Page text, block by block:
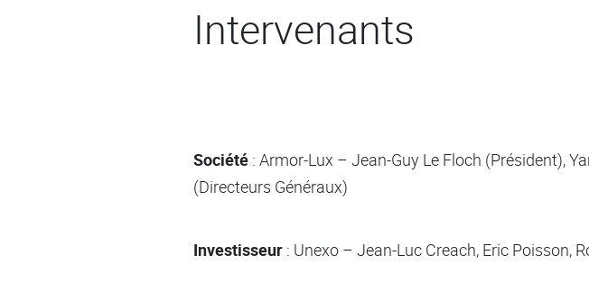
Intervenants
Société : Armor-Lux – Jean-Guy Le Floch (Président),
(Directeurs Généraux)
Investisseur : Unexo – Jean-Luc Creach, Eric Poisson,